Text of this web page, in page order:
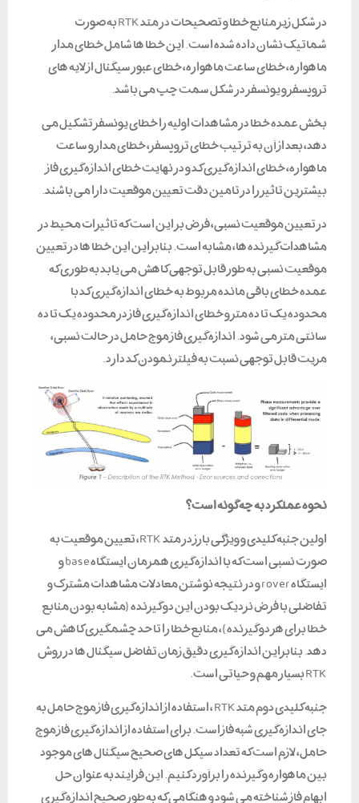
در شکل زیر منابع خطا و تصحیحات در متد RTK به صورت
شماتیک نشان داده شده است. این خطا ها شامل خطای مدار
ماهواره، خطای ساعت ماهواره، خطای عبور سیگنال از لایه های
تروپسفر و یونسفر در شکل سمت چپ می باشد.
بخش عمده خطا در مشاهدات اولیه را خطای یونسفر تشکیل می
دهد، بعد از آن به ترتیب خطای تروپسفر، خطای مدار و ساعت
ماهواره، خطای اندازه گیری کد و در نهایت خطای اندازه گیری فاز
بیشترین تاثیر را در تامین دقت تعیین موقعیت دارا می باشند.
در تعیین موقعیت نسبی، فرض بر این است که تاثیرات محیط در
مشاهدات گیرنده ها، مشابه است. بنابراین این خطا ها در تعیین
موقعیت نسبی به طور قابل توجهی کاهش می یابد به طوری که
عمده خطای باقی مانده مربوط به خطای اندازه گیری کد با
محدوده یک تا ده متر و خطای اندازه گیری فاز در محدوده یک تا ده
سانتی متر می شود. اندازه گیری فاز موج حامل در حالت نسبی،
مزیت قابل توجهی نسبت به فیلتر نمودن کد دارد.
نحوه عملکرد به چه گونه است؟
اولین جنبه کلیدی و ویژگی بارز در متد RTK، تعیین موقعیت به
صورت نسبی است که با اندازه گیری همزمان ایستگاه base و
ایستگاه rover و در نتیجه نوشتن معادلات مشاهدات مشترک و
تفاضلی با فرض نزدیک بودن این دو گیرنده (مشابه بودن منابع
خطا برای هر دو گیرنده)، منابع خطا را تا حد چشمگیری کاهش می
دهد. بنابراین اندازه گیری دقیق زمان تفاضل سیگنال ها در روش
RTK بسیار مهم و حیاتی است.
جنبه کلیدی دوم متد RTK ، استفاده از اندازه گیری فاز موج حامل به
جای اندازه گیری شبه فاز است. برای استفاده از اندازه گیری فاز موج
حامل، لازم است که تعداد سیکل های صحیح سیگنال های موجود
بین ماهواره و گیرنده را برآورد کنیم. این فرایند به عنوان حل
ابهام فاز شناخته می شود و هنگامی که به طور صحیح اندازه گیری